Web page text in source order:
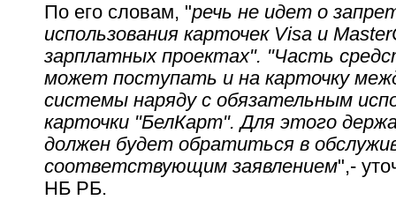
По его словам, "речь не идет о
использования карточек Visa и
зарплатных проектах". "Часть
может поступать и на карточку
системы наряду с обязательным
карточки "БелКарт". Для этого
должен будет обратиться в
соответствующим заявлением",-
НБ РБ.